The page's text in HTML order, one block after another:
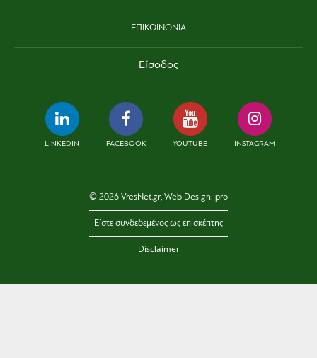
ΕΠΙΚΟΙΝΩΝΙΑ
Είσοδος
LINKEDIN FACEBOOK YOUTUBE INSTAGRAM
© 2026 VresNet.gr, Web Design: pro
Είστε συνδεδεμένος ως επισκέπτης
Disclaimer